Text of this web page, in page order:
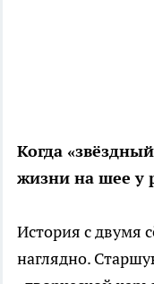
Когда
жизни на шее у
История с двумя
наглядно.